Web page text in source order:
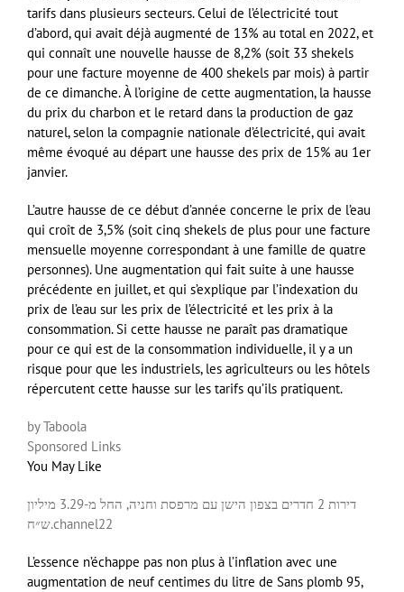
tarifs dans plusieurs secteurs. Celui de l’électricité tout
d’abord, qui avait déjà augmenté de 13% au total en 2022, et
qui connaît une nouvelle hausse de 8,2% (soit 33 shekels
pour une facture moyenne de 400 shekels par mois) à partir
de ce dimanche. À l’origine de cette augmentation, la hausse
du prix du charbon et le retard dans la production de gaz
naturel, selon la compagnie nationale d’électricité, qui avait
même évoqué au départ une hausse des prix de 15% au 1er
janvier.
L’autre hausse de ce début d’année concerne le prix de l’eau
qui croît de 3,5% (soit cinq shekels de plus pour une facture
mensuelle moyenne correspondant à une famille de quatre
personnes). Une augmentation qui fait suite à une hausse
précédente en juillet, et qui s’explique par l’indexation du
prix de l’eau sur les prix de l’électricité et les prix à la
consommation. Si cette hausse ne paraît pas dramatique
pour ce qui est de la consommation individuelle, il y a un
risque pour que les industriels, les agriculteurs ou les hôtels
répercutent cette hausse sur les tarifs qu’ils pratiquent.
by Taboola
Sponsored Links
You May Like
דירות 2 חדרים בצפון הישן עם מרפסת וחניה, החל מ-3.29 מיליון
ש״ח.channel22
L’essence n’échappe pas non plus à l’inflation avec une
augmentation de neuf centimes du litre de Sans plomb 95,